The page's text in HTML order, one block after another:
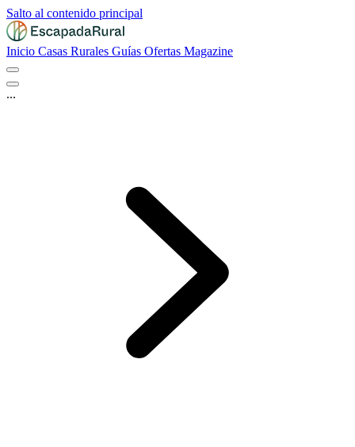
Salto al contenido principal
Inicio Casas Rurales Guías Ofertas Magazine
...